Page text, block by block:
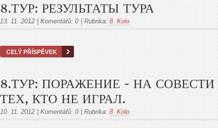
8.ТУР: РЕЗУЛЬТАТЫ ТУРА
13. 11. 2012 Komentářů: 0 Rubrika: 8. Kolo
CELÝ PŘÍSPĚVEK
8.ТУР: ПОРАЖЕНИЕ - НА СОВЕСТИ
ТЕХ, КТО НЕ ИГРАЛ.
10. 11. 2012 Komentářů: 0 Rubrika: 8. Kolo